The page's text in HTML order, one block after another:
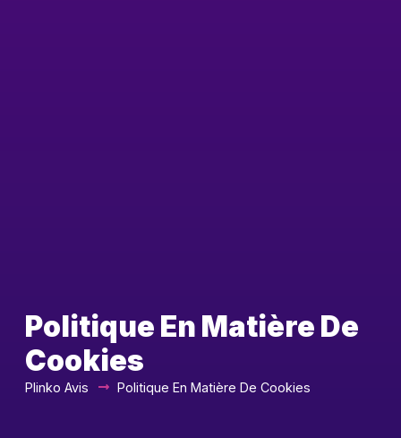
Politique En Matière De
Cookies
Plinko Avis Politique En Matière De Cookies